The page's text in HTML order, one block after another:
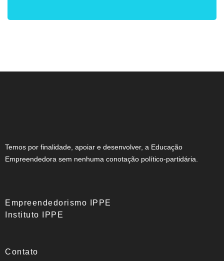
Temos por finalidade, apoiar e desenvolver, a Educação
Empreendedora sem nenhuma conotação político-partidária.
Empreendedorismo IPPE
Instituto IPPE
Contato